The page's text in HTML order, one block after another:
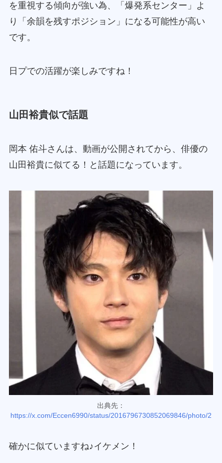
を重視する傾向が強い為、「爆発系センター」よ
り「余韻を残すポジション」になる可能性が高い
です。
日プでの活躍が楽しみですね！
山田裕貴似で話題
岡本 佑斗さんは、動画が公開されてから、俳優の
山田裕貴に似てる！と話題になっています。
出典先：
https://x.com/Eccen6990/status/2016796730852069846/photo/2
確かに似ていますね♪イケメン！